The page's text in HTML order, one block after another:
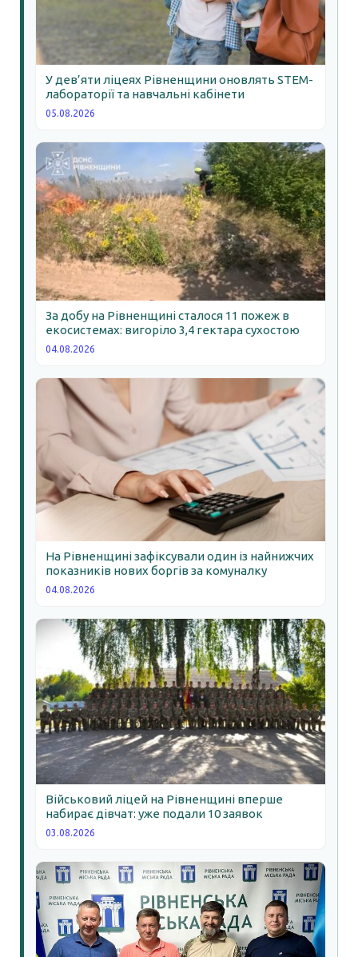
У дев’яти ліцеях Рівненщини оновлять STEM-
лабораторії та навчальні кабінети
05.08.2026
За добу на Рівненщині сталося 11 пожеж в
екосистемах: вигоріло 3,4 гектара сухостою
04.08.2026
На Рівненщині зафіксували один із найнижчих
показників нових боргів за комуналку
04.08.2026
Військовий ліцей на Рівненщині вперше
набирає дівчат: уже подали 10 заявок
03.08.2026